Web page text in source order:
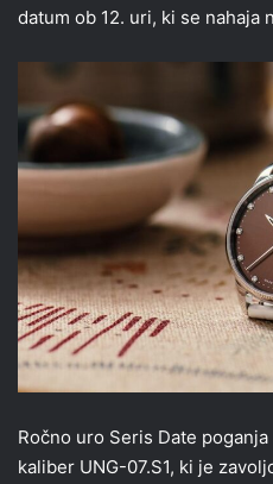
datum ob 12. uri, ki se nahaja
Ročno uro Seris Date
kaliber UNG-07.S1, ki je